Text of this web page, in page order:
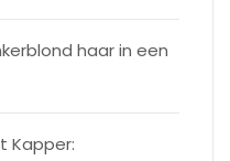
haar in een
Kapper: